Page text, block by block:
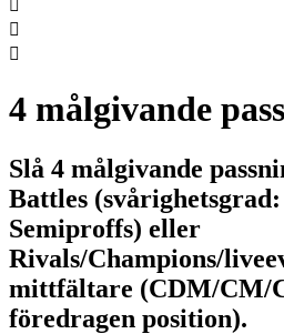



4 målgivande
Slå 4 målgivande
Battles
Semiproffs) eller
Rivals/Champions/
mittfältare (CDM/CM/
föredragen position).